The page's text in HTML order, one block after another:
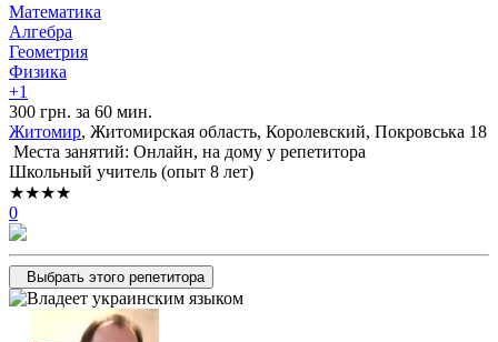
Математика
Алгебра
Геометрия
Физика
+1
300 грн. за 60 мин.
Житомир, Житомирская область, Королевский, Покровська 18
Места занятий: Онлайн, на дому у репетитора
Школьный учитель (опыт 8 лет)
★★★★
0
Выбрать этого репетитора